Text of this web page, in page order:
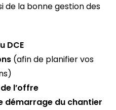
de la bonne gestion des
DCE
(afin de planifier vos
l’offre
démarrage du chantier